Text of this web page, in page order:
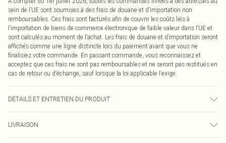
sein de l’UE sont soumises à des frais de douane et d’importation non
remboursables. Ces frais sont facturés afin de couvrir les coûts liés à
l’importation de biens de commerce électronique de faible valeur dans l’UE et
sont calculés au moment de l’achat. Les frais de douane et d’importation seront
affichés comme une ligne distincte lors du paiement avant que vous ne
finalisiez votre commande. En passant commande, vous reconnaissez et
acceptez que ces frais ne sont pas remboursables et ne seront pas restitués en
cas de retour ou d’échange, sauf lorsque la loi applicable l’exige.
DÉTAILS ET ENTRETIEN DU PRODUIT
couleur peut déteindre.
LIVRAISON